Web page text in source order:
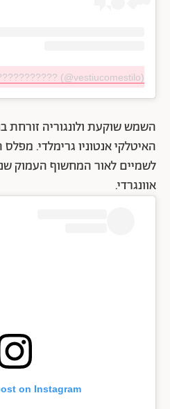
(@vestiucomestilo)
השמש שוקעת ולונגוריה
האיטלקי אנטוניו גרימלדי.
לשמיים לאור המחשוף העמוק
אוונגרדי.
on Instagram